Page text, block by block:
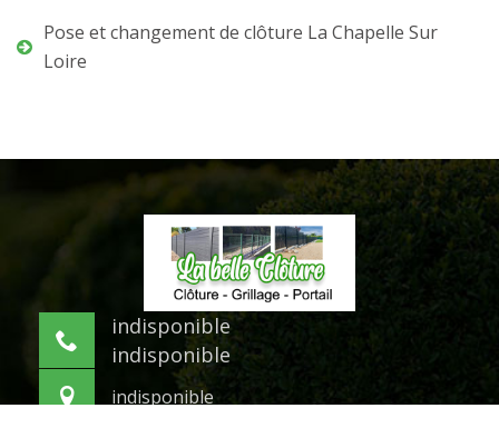
Pose et changement de clôture La Chapelle Sur
Loire
indisponible
indisponible
indisponible